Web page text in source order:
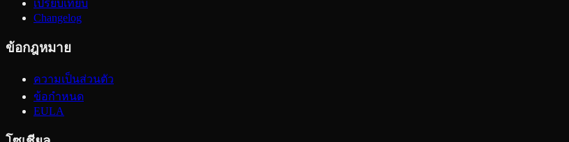
เปรียบเทียบ
Changelog
ข้อกฎหมาย
ความเป็นส่วนตัว
ข้อกำหนด
EULA